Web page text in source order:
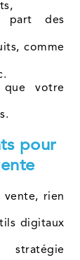
part des
comme
que votre
pour
rien
digitaux